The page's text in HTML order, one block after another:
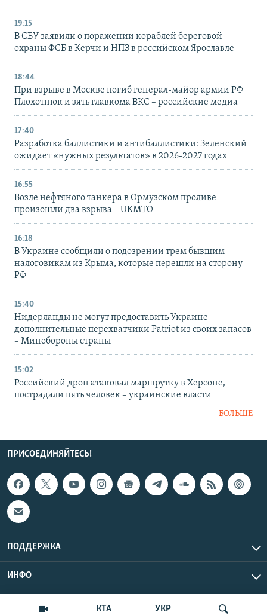
КТА УКР
19:15
В СБУ заявили о поражении кораблей береговой
охраны ФСБ в Керчи и НПЗ в российском Ярославле
18:44
При взрыве в Москве погиб генерал-майор армии РФ
Плохотнюк и зять главкома ВКС – российские медиа
17:40
Разработка баллистики и антибаллистики: Зеленский
ожидает «нужных результатов» в 2026-2027 годах
16:55
Возле нефтяного танкера в Ормузском проливе
произошли два взрыва – UKMTO
16:18
В Украине сообщили о подозрении трем бывшим
налоговикам из Крыма, которые перешли на сторону
РФ
15:40
Нидерланды не могут предоставить Украине
дополнительные перехватчики Patriot из своих запасов
– Минобороны страны
15:02
Российский дрон атаковал маршрутку в Херсоне,
пострадали пять человек – украинские власти
БОЛЬШЕ
ПРИСОЕДИНЯЙТЕСЬ!
ПОДДЕРЖКА
ИНФО
Copyright Крым.Реалии, 2026 | Все права защищены.
UTC+3